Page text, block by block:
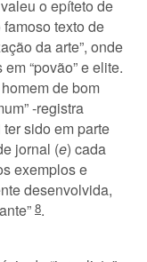
o epíteto de
texto de
da arte”, onde
“povão” e elite.
de bom
-registra
sido em parte
jornal (e) cada
exemplos e
desenvolvida,
8.